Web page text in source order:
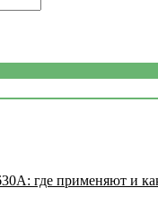
где применяют и